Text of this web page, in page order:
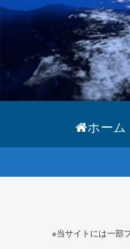
ホーム
※当サイトには一部